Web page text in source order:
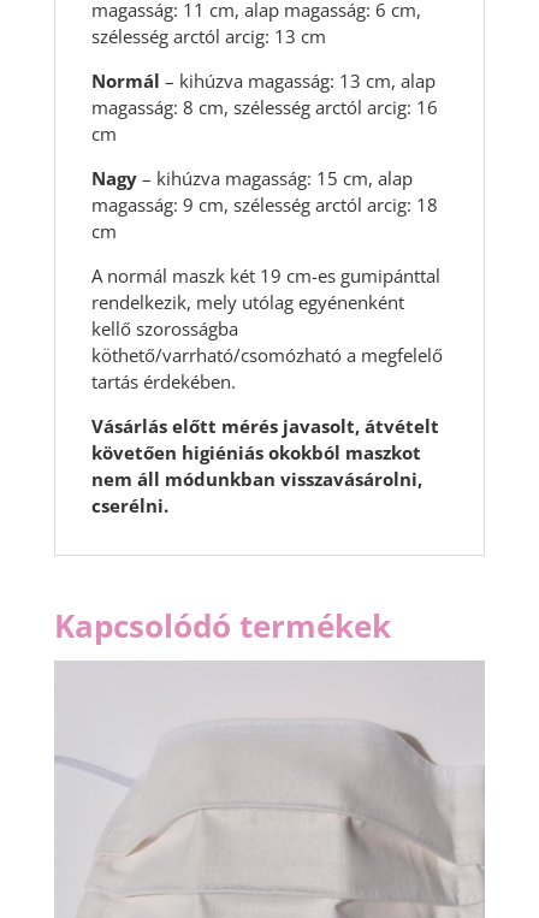
magasság: 11 cm, alap magasság: 6 cm,
szélesség arctól arcig: 13 cm
Normál – kihúzva magasság: 13 cm, alap
magasság: 8 cm, szélesség arctól arcig: 16
cm
Nagy– kihúzva magasság: 15 cm, alap
magasság: 9 cm, szélesség arctól arcig: 18
cm
A normál maszk két 19 cm-es gumipánttal
rendelkezik, mely utólag egyénenként
kellő szorosságba
köthető/varrható/csomózható a megfelelő
tartás érdekében.
Vásárlás előtt mérés javasolt, átvételt
követően higiéniás okokból maszkot
nem áll módunkban visszavásárolni,
cserélni.
Kapcsolódó termékek